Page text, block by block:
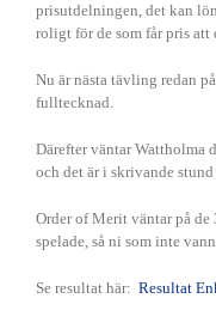
prisutdelningen, det kan
roligt för de som får pris att
Nu är nästa tävling redan
fulltecknad.
Därefter väntar Wattholma
och det är i skrivande stund
Order of Merit väntar på de
spelade, så ni som inte
Se resultat här: Resultat